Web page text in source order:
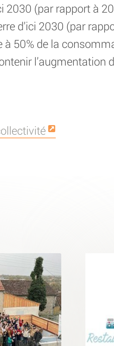
2030 (par rapport à
d’ici 2030 (par
à 50% de la
l’augmentation